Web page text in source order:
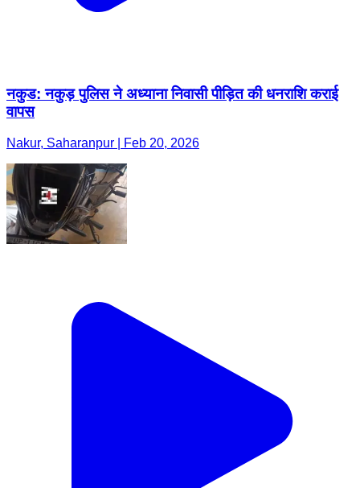
नकुड: नकुड़ पुलिस ने अध्याना निवासी पीड़ित की धनराशि कराई
वापस
Nakur, Saharanpur | Feb 20, 2026